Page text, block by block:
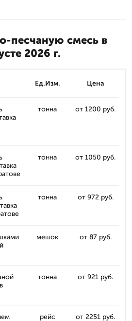
песчаную смесь в
2026 г.
Ед.Изм. Цена
тонна от 1200 руб.
тонна от 1050 руб.
тонна от 972 руб.
мешок от 87 руб.
тонна от 921 руб.
рейс от 2251 руб.